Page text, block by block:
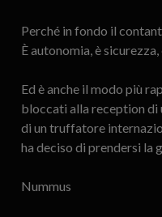
Perché in fondo il
È autonomia, è
Ed è anche il modo più
bloccati alla reception di
di un truffatore
ha deciso di prendersi la
Nummus